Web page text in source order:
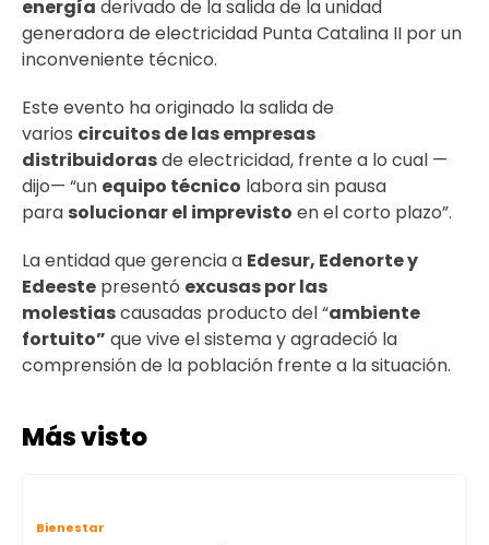
energía derivado de la salida de la unidad
generadora de electricidad Punta Catalina II por un
inconveniente técnico.
Este evento ha originado la salida de
varios circuitos de las empresas
distribuidorasde electricidad, frente a lo cual —
dijo— “un equipo técnico labora sin pausa
para solucionar el imprevisto en el corto plazo”.
La entidad que gerencia a Edesur, Edenorte y
Edeeste presentó excusas por las
molestiascausadas producto del “ambiente
fortuito” que vive el sistema y agradeció la
comprensión de la población frente a la situación.
Más visto
Bienestar